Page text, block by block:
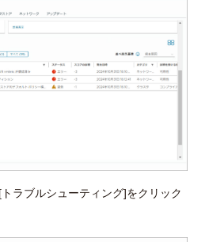
[ トラブルシューティング]をクリック